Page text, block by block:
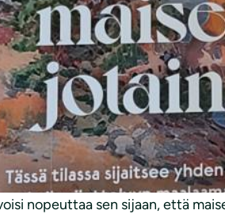
ja Suomen
tarkoituksena on
Kolin huipulta koilliseen
suunnittelualue sijaitsee
sekä Mäkrävaaralta avautuvat
osa näitä näkymiä. Vaaran
Rintasenvaaran kaavoittamista
vuoksi. Rinteet ovat kuitenkin
nopeuttaa sen sijaan, että